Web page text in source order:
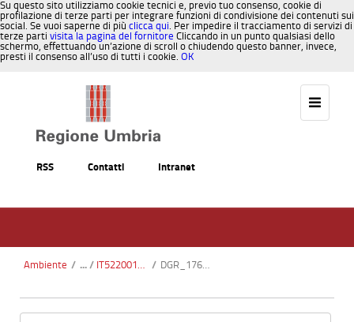
Su questo sito utilizziamo cookie tecnici e, previo tuo consenso, cookie di
profilazione di terze parti per integrare funzioni di condivisione dei contenuti sui
social. Se vuoi saperne di più clicca qui. Per impedire il tracciamento di servizi di
terze parti visita la pagina del fornitore Cliccando in un punto qualsiasi dello
schermo, effettuando un’azione di scroll o chiudendo questo banner, invece,
presti il consenso all’uso di tutti i cookie. OK
RSS Contatti Intranet
Ambiente / IT5220016 - Monte La Pelosa - Colle Fergiara / DGR_176-2013.pdf